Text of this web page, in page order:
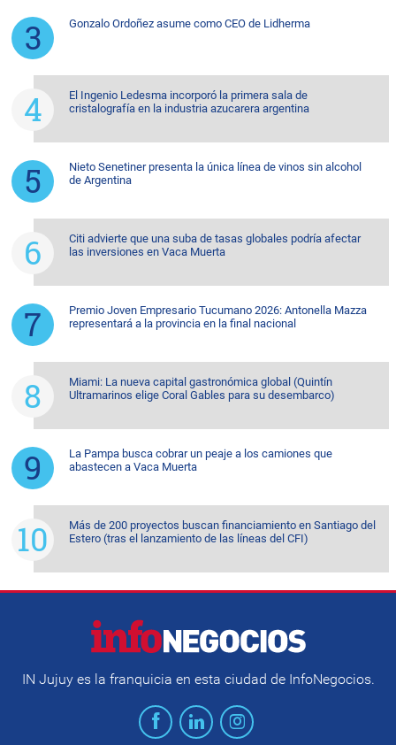
Gonzalo Ordoñez asume como CEO de Lidherma
El Ingenio Ledesma incorporó la primera sala de
cristalografía en la industria azucarera argentina
Nieto Senetiner presenta la única línea de vinos sin alcohol
de Argentina
Citi advierte que una suba de tasas globales podría afectar
las inversiones en Vaca Muerta
Premio Joven Empresario Tucumano 2026: Antonella Mazza
representará a la provincia en la final nacional
Miami: La nueva capital gastronómica global (Quintín
Ultramarinos elige Coral Gables para su desembarco)
La Pampa busca cobrar un peaje a los camiones que
abastecen a Vaca Muerta
Más de 200 proyectos buscan financiamiento en Santiago del
Estero (tras el lanzamiento de las líneas del CFI)
IN Jujuy es la franquicia en esta ciudad de InfoNegocios.